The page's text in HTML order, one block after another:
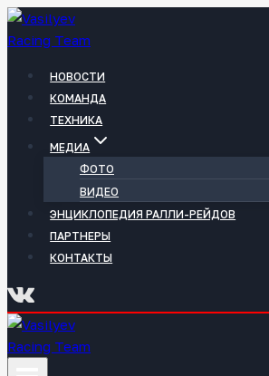
Перейти
к
НОВОСТИ
КОМАНДА
ТЕХНИКА
МЕДИА
ФОТО
ВИДЕО
ЭНЦИКЛОПЕДИЯ РАЛЛИ-РЕЙДОВ
ПАРТНЕРЫ
КОНТАКТЫ